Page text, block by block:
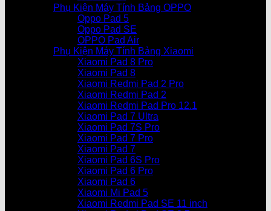
Phụ Kiện Máy Tính Bảng OPPO
Oppo Pad 5
Oppo Pad SE
OPPO Pad Air
Phụ Kiện Máy Tính Bảng Xiaomi
Xiaomi Pad 8 Pro
Xiaomi Pad 8
Xiaomi Redmi Pad 2 Pro
Xiaomi Redmi Pad 2
Xiaomi Redmi Pad Pro 12.1
Xiaomi Pad 7 Ultra
Xiaomi Pad 7S Pro
Xiaomi Pad 7 Pro
Xiaomi Pad 7
Xiaomi Pad 6S Pro
Xiaomi Pad 6 Pro
Xiaomi Pad 6
Xiaomi Mi Pad 5
Xiaomi Redmi Pad SE 11 inch